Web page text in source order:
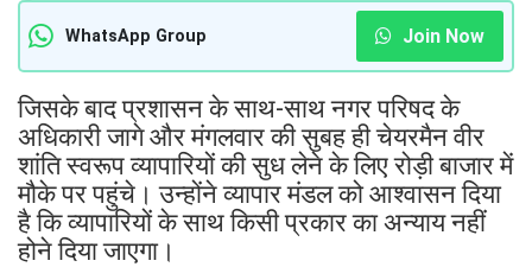
WhatsApp Group Join Now
जिसके बाद प्रशासन के साथ-साथ नगर परिषद के
अधिकारी जागे और मंगलवार की सुबह ही चेयरमैन वीर
शांति स्वरूप व्यापारियों की सुध लेने के लिए रोड़ी बाजार में
मौके पर पहुंचे। उन्होंने व्यापार मंडल को आश्वासन दिया
है कि व्यापारियों के साथ किसी प्रकार का अन्याय नहीं
होने दिया जाएगा।